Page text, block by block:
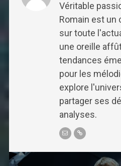
Véritable
Romain est un
sur toute
une oreille
tendances
pour les
explore
partager ses
analyses.
Post